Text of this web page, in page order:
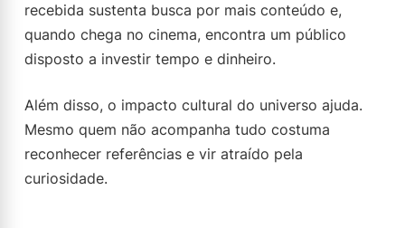
recebida sustenta busca por mais conteúdo e,
quando chega no cinema, encontra um público
disposto a investir tempo e dinheiro.
Além disso, o impacto cultural do universo ajuda.
Mesmo quem não acompanha tudo costuma
reconhecer referências e vir atraído pela
curiosidade.